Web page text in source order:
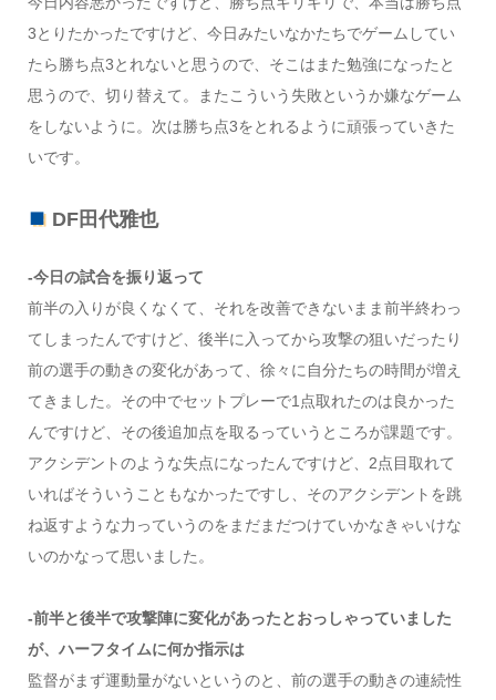
3とりたかったですけど、今日みたいなかたちでゲームしてい
たら勝ち点3とれないと思うので、そこはまた勉強になったと
思うので、切り替えて。またこういう失敗というか嫌なゲーム
をしないように。次は勝ち点3をとれるように頑張っていきた
いです。
DF田代雅也
-今日の試合を振り返って
前半の入りが良くなくて、それを改善できないまま前半終わっ
てしまったんですけど、後半に入ってから攻撃の狙いだったり
前の選手の動きの変化があって、徐々に自分たちの時間が増え
てきました。その中でセットプレーで1点取れたのは良かった
んですけど、その後追加点を取るっていうところが課題です。
アクシデントのような失点になったんですけど、2点目取れて
いればそういうこともなかったですし、そのアクシデントを跳
ね返すような力っていうのをまだまだつけていかなきゃいけな
いのかなって思いました。
-前半と後半で攻撃陣に変化があったとおっしゃっていました
が、ハーフタイムに何か指示は
監督がまず運動量がないというのと、前の選手の動きの連続性